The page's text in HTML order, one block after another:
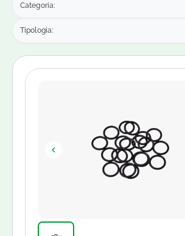
Categoria:
Tipologia: